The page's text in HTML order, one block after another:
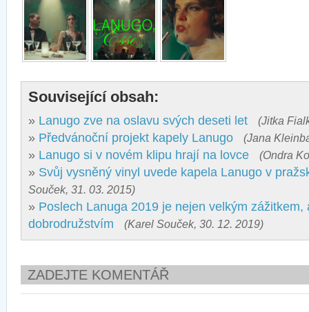
Související obsah:
» Lanugo zve na oslavu svých deseti let (Jitka
» Předvánoční projekt kapely Lanugo (Jana
» Lanugo si v novém klipu hrají na lovce (Ondra
» Svůj vysněný vinyl uvede kapela Lanugo v
Souček, 31. 03. 2015)
» Poslech Lanuga 2019 je nejen velkým zážitkem,
dobrodružstvím
(Karel Souček, 30. 12. 2019)
ZADEJTE KOMENTÁŘ